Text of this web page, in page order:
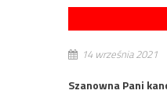
14 września 2021
Szanowna Pani